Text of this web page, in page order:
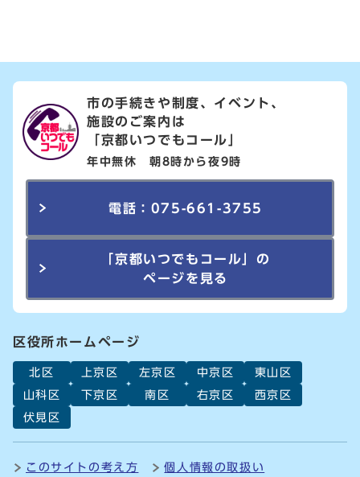
市の手続きや制度、イベント、
施設のご案内は
「京都いつでもコール」
年中無休 朝8時から夜9時
電話：075-661-3755
「京都いつでもコール」の
ページを見る
区役所ホームページ
北区 上京区 左京区 中京区
東山区
山科区
下京区 南区 右京区
西京区
伏見区
このサイトの考え方 個人情報の取扱い